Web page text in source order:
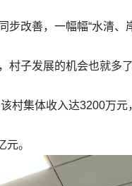
改善，一幅幅“水清、
子发展的机会也就多
村集体收入达3200万
。